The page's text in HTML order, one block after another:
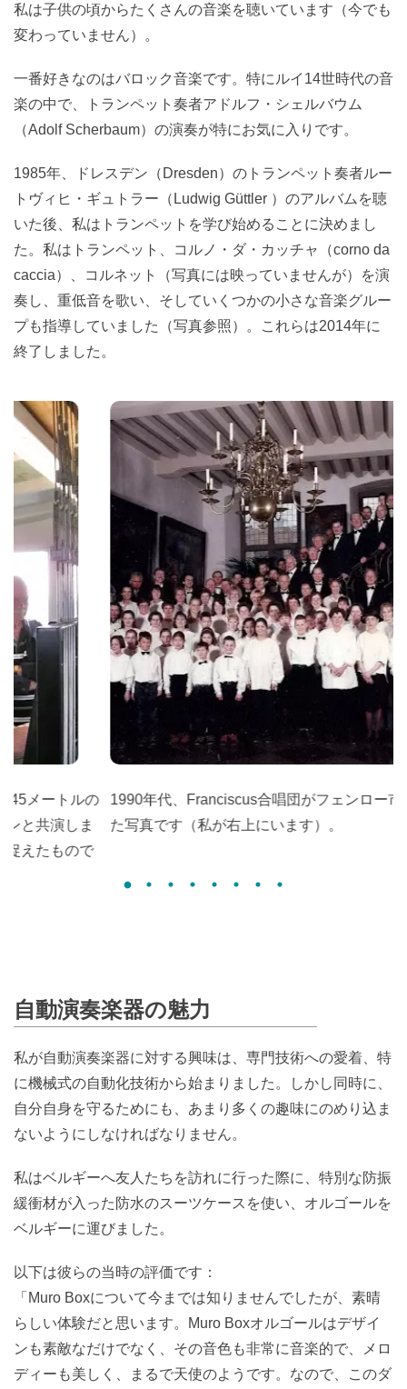
1990年代、Franciscus合唱団がフェンロー市役所で撮っ
た写真です（私が右上にいます）。
私は子供の頃からたくさんの音楽を聴いています（今でも
変わっていません）。
一番好きなのはバロック音楽です。特にルイ14世時代の音
楽の中で、トランペット奏者アドルフ・シェルバウム
（Adolf Scherbaum）の演奏が特にお気に入りです。
1985年、ドレスデン（Dresden）のトランペット奏者ルー
トヴィヒ・ギュトラー（Ludwig Güttler ）のアルバムを聴
いた後、私はトランペットを学び始めることに決めまし
た。私はトランペット、コルノ・ダ・カッチャ（corno da
caccia）、コルネット（写真には映っていませんが）を演
奏し、重低音を歌い、そしていくつかの小さな音楽グルー
プも指導していました（写真参照）。これらは2014年に
終了しました。
自動演奏楽器の魅力
私が自動演奏楽器に対する興味は、専門技術への愛着、特
に機械式の自動化技術から始まりました。しかし同時に、
自分自身を守るためにも、あまり多くの趣味にのめり込ま
ないようにしなければなりません。
私はベルギーへ友人たちを訪れに行った際に、特別な防振
緩衝材が入った防水のスーツケースを使い、オルゴールを
ベルギーに運びました。
以下は彼らの当時の評価です：
「Muro Boxについて今までは知りませんでしたが、素晴
らしい体験だと思います。Muro Boxオルゴールはデザイ
ンも素敵なだけでなく、その音色も非常に音楽的で、メロ
ディーも美しく、まるで天使のようです。なので、このダ